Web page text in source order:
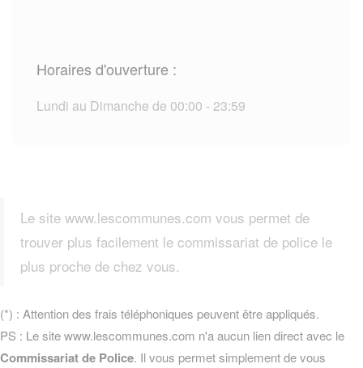
Horaires d'ouverture :
Lundi au Dimanche de 00:00 - 23:59
Le site www.lescommunes.com vous permet de
trouver plus facilement le commissariat de police le
plus proche de chez vous.
(*) : Attention des frais téléphoniques peuvent être appliqués.
PS : Le site www.lescommunes.com n'a aucun lien direct avec le
Commissariat de Police. Il vous permet simplement de vous